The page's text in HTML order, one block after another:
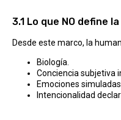
3.1 Lo que NO define
Desde este marco, la
Biología.
Conciencia subjetiva
Emociones
Intencionalidad